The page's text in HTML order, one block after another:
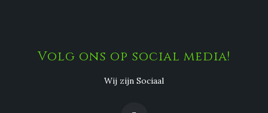
Volg ons op social media!
Wij zijn Sociaal